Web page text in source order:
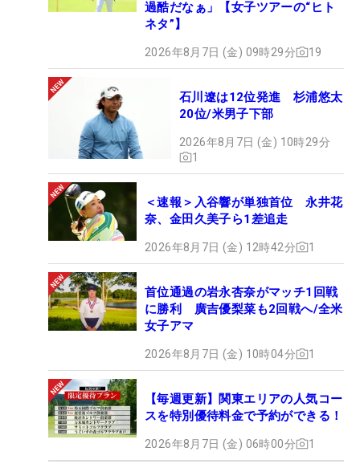
過酷だなぁ」【女子ツアーの“ヒト
ネタ”】
2026年8月7日 (金) 09時29分 19
石川遼は12位発進 杉浦悠太
20位/米男子下部
2026年8月7日 (金) 10時29分
1
＜速報＞入谷響が単独首位 永井花
奈、金田久美子ら1差追走
2026年8月7日 (金) 12時42分 1
首位通過の岩永杏奈がマッチ1回戦
に勝利 廣吉優梨菜も2回戦へ/全米
女子アマ
2026年8月7日 (金) 10時04分 1
【毎週更新】関東エリアの人気コー
スを特別優待料金で予約ができる！
2026年8月7日 (金) 06時00分 1